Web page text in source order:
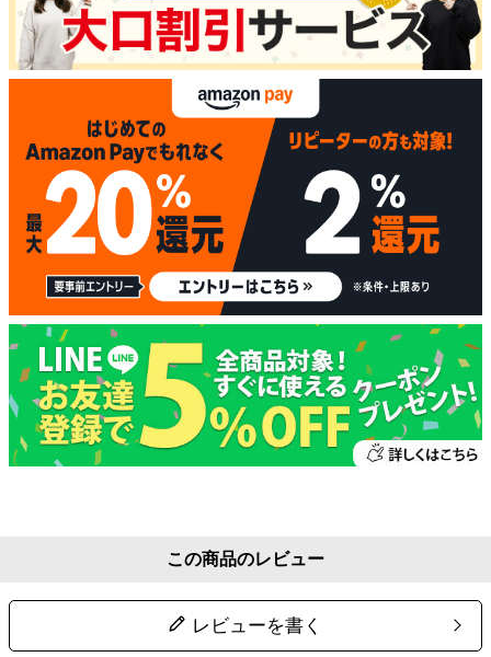
この商品のレビュー
レビューを書く